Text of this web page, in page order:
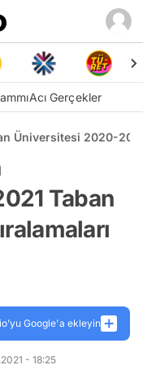
Acı Gerçekler
Üniversitesi 2020-
Taban
Google'a ekleyin
- 18:25